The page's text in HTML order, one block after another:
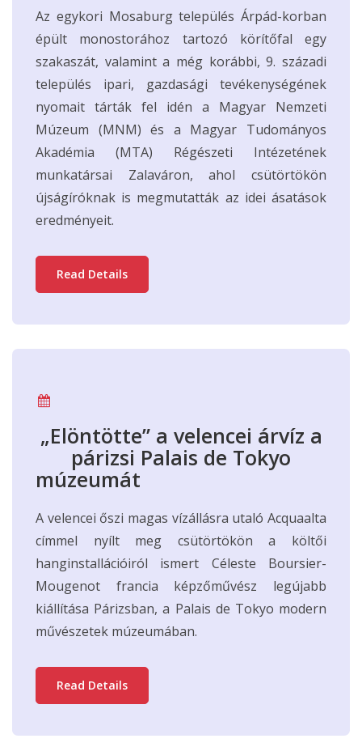
Az egykori Mosaburg település Árpád-korban
épült monostorához tartozó körítőfal egy
szakaszát, valamint a még korábbi, 9. századi
település ipari, gazdasági tevékenységének
nyomait tárták fel idén a Magyar Nemzeti
Múzeum (MNM) és a Magyar Tudományos
Akadémia (MTA) Régészeti Intézetének
munkatársai Zalaváron, ahol csütörtökön
újságíróknak is megmutatták az idei ásatások
eredményeit.
Read Details
„Elöntötte” a velencei árvíz a
párizsi Palais de Tokyo
múzeumát
A velencei őszi magas vízállásra utaló Acquaalta
címmel nyílt meg csütörtökön a költői
hanginstallációiról ismert Céleste Boursier-
Mougenot francia képzőművész legújabb
kiállítása Párizsban, a Palais de Tokyo modern
művészetek múzeumában.
Read Details